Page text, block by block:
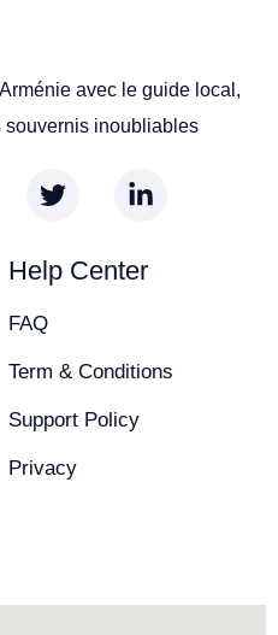
avec le guide local,
souvernis inoubliables
Help Center
FAQ
Term & Conditions
Support Policy
Privacy